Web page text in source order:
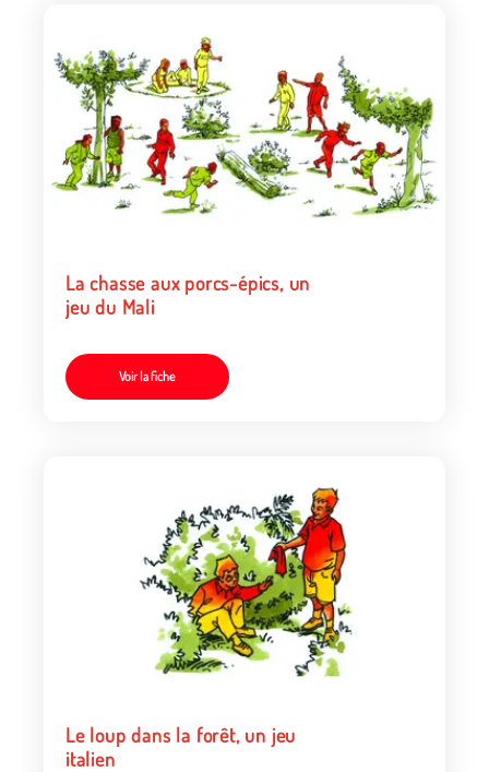
La chasse aux porcs-épics, un
jeu du Mali
Voir la fiche
Le loup dans la forêt, un jeu
italien